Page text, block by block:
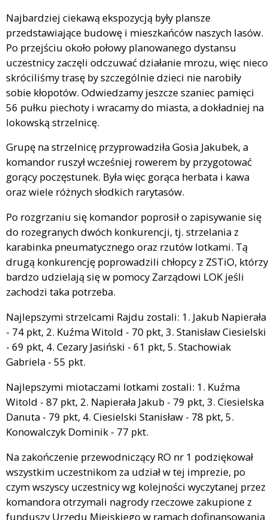
Najbardziej ciekawą ekspozycją były plansze
przedstawiające budowę i mieszkańców naszych lasów.
Po przejściu około połowy planowanego dystansu
uczestnicy zaczęli odczuwać działanie mrozu, więc nieco
skróciliśmy trasę by szczególnie dzieci nie narobiły
sobie kłopotów. Odwiedzamy jeszcze szaniec pamięci
56 pułku piechoty i wracamy do miasta, a dokładniej na
lokowską strzelnicę.
Grupę na strzelnicę przyprowadziła Gosia Jakubek, a
komandor ruszył wcześniej rowerem by przygotować
gorący poczęstunek. Była więc gorąca herbata i kawa
oraz wiele różnych słodkich rarytasów.
Po rozgrzaniu się komandor poprosił o zapisywanie się
do rozegranych dwóch konkurencji, tj. strzelania z
karabinka pneumatycznego oraz rzutów lotkami. Tą
drugą konkurencję poprowadzili chłopcy z ZSTiO, którzy
bardzo udzielają się w pomocy Zarządowi LOK jeśli
zachodzi taka potrzeba.
Najlepszymi strzelcami Rajdu zostali: 1. Jakub Napierała
- 74 pkt, 2. Kuźma Witold - 70 pkt, 3. Stanisław Ciesielski
- 69 pkt, 4. Cezary Jasiński - 61 pkt, 5. Stachowiak
Gabriela - 55 pkt.
Najlepszymi miotaczami lotkami zostali: 1. Kuźma
Witold - 87 pkt, 2. Napierała Jakub - 79 pkt, 3. Ciesielska
Danuta - 79 pkt, 4. Ciesielski Stanisław - 78 pkt, 5.
Konowalczyk Dominik - 77 pkt.
Na zakończenie przewodniczący RO nr 1 podziękował
wszystkim uczestnikom za udział w tej imprezie, po
czym wszyscy uczestnicy wg kolejności wyczytanej przez
komandora otrzymali nagrody rzeczowe zakupione z
funduszy Urzędu Miejskiego w ramach dofinansowania